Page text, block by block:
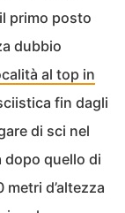
primo posto
dubbio
al top in
fin dagli
di sci nel
dopo quello di
metri d’altezza